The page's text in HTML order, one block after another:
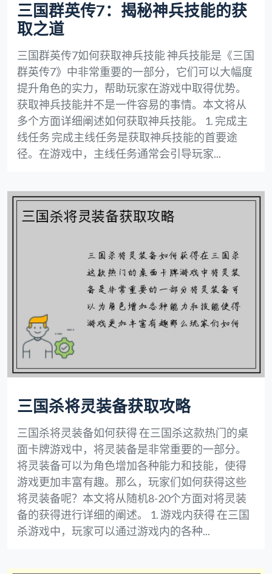
三国群英传7：揭秘神兵技能的获
取之道
三国群英传7如何获取神兵技能 神兵技能是《三国
群英传7》中非常重要的一部分，它们可以大幅度
提升角色的实力，帮助玩家在游戏中取得优势。
获取神兵技能并不是一件容易的事情。本文将从
多个方面详细阐述如何获取神兵技能。 1. 完成主
线任务 完成主线任务是获取神兵技能的首要途
径。在游戏中，主线任务通常会引导玩家...
三国杀将灵装备获取攻略
三国杀将灵装备如何获得 在三国杀这款热门的桌
面卡牌游戏中，将灵装备是非常重要的一部分。
将灵装备可以为角色增加各种能力和技能，使得
游戏更加丰富有趣。那么，玩家们如何获得这些
将灵装备呢？本文将从随机8-20个方面对将灵装
备的获得进行详细的阐述。 1. 游戏内获得 在三国
杀游戏中，玩家可以通过游戏内的各种...